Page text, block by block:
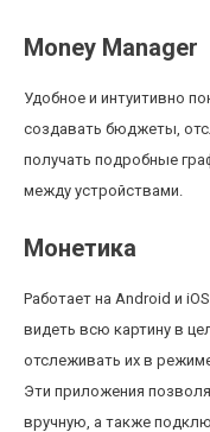
Money Manager
Удобное и интуитивно
создавать бюджеты,
получать подробные
между устройствами.
Монетика
Работает на Android и
видеть всю картину в
отслеживать их в
Эти приложения
вручную, а также